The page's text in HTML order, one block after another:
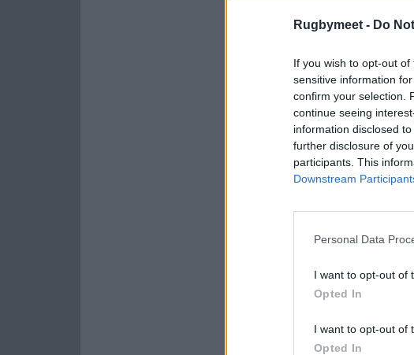
Rugbymeet - Do
If you wish to opt-out
sensitive information
confirm your selection.
continue seeing
information disclosed
further disclosure of
participants. This
Downstream
Personal Data
I want to opt-out of
Opted In
I want to opt-out of
Opted In